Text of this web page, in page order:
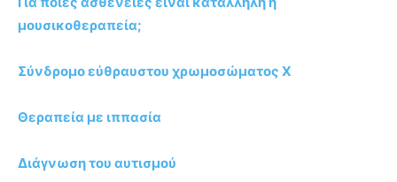
μουσικοθεραπεία;
Σύνδρομο εύθραυστου χρωμοσώματος Χ
Θεραπεία με ιππασία
Διάγνωση του αυτισμού